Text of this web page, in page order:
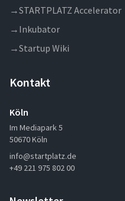
→STARTPLATZ Accelerator
→ Inkubator
→Startup Wiki
Kontakt
Köln
Im Mediapark 5
50670 Köln
info@startplatz.de
+49 221 975 802 00